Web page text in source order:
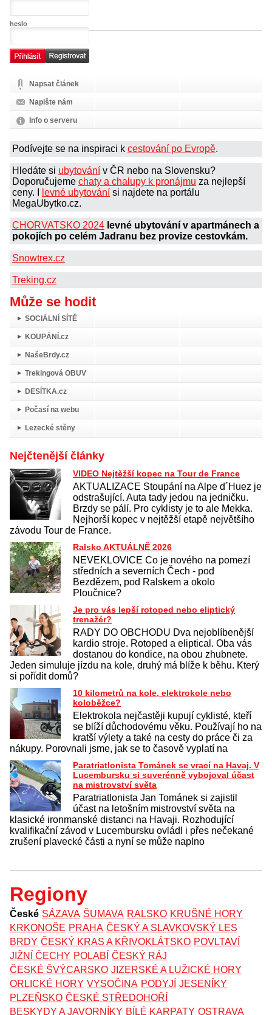
heslo
Napsat článek
Napište nám
Info o serveru
Podívejte se na inspiraci k cestování po Evropě.
Hledáte si ubytování v ČR nebo na Slovensku?
Doporučujeme chaty a chalupy k pronájmu za nejlepší
ceny. I
levné ubytování si najdete na portálu
MegaUbytko.cz.
CHORVATSKO 2024 levné ubytování v apartmánech a
pokojích po celém Jadranu bez provize cestovkám.
Snowtrex.cz
Treking.cz
Může se hodit
SOCIÁLNÍ SÍTĚ
KOUPÁNÍ.cz
NašeBrdy.cz
Trekingová OBUV
DESÍTKA.cz
Počasí na webu
Lezecké stěny
Nejčtenější články
VIDEO Nejtěžší kopec na Tour de France
AKTUALIZACE Stoupání na Alpe d´Huez je
odstrašující. Auta tady jedou na jedničku.
Brzdy se pálí. Pro cyklisty je to ale Mekka.
Nejhorší kopec v nejtěžší etapě největšího
závodu Tour de France.
Ralsko AKTUÁLNĚ 2026
NEVEKLOVICE Co je nového na pomezí
středních a severních Čech - pod
Bezdězem, pod Ralskem a okolo
Ploučnice?
Je pro vás lepší rotoped nebo eliptický
trenažér?
RADY DO OBCHODU Dva nejoblíbenější
kardio stroje. Rotoped a eliptical. Oba vás
dostanou do kondice, na obou zhubnete.
Jeden simuluje jízdu na kole, druhý má blíže k běhu. Který
si pořídit domů?
10 kilometrů na kole, elektrokole nebo
koloběžce?
Elektrokola nejčastěji kupují cyklisté, kteří
se blíží důchodovému věku. Používají ho na
kratší výlety a také na cesty do práce či za
nákupy. Porovnali jsme, jak se to časově vyplatí na
Paratriatlonista Tománek se vrací na Havaj. V
Lucembursku si suverénně vybojoval účast
na mistrovství světa
Paratriatlonista Jan Tománek si zajistil
účast na letošním mistrovství světa na
klasické ironmanské distanci na Havaji. Rozhodující
kvalifikační závod v Lucembursku ovládl i přes nečekané
zrušení plavecké části a nyní se může naplno
Regiony
České SÁZAVA ŠUMAVA RALSKO KRUŠNÉ HORY
KRKONOŠE PRAHA ČESKÝ A SLAVKOVSKÝ LES
BRDY ČESKÝ KRAS A KŘIVOKLÁTSKO POVLTAVÍ
JIŽNÍ ČECHY POLABÍ ČESKÝ RÁJ
ČESKÉ ŠVÝCARSKO JIZERSKÉ A LUŽICKÉ HORY
ORLICKÉ HORY VYSOČINA PODYJÍ JESENÍKY
PLZEŇSKO ČESKÉ STŘEDOHOŘÍ
BESKYDY A JAVORNÍKY BÍLÉ KARPATY OSTRAVA